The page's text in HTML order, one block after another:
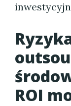
ROI